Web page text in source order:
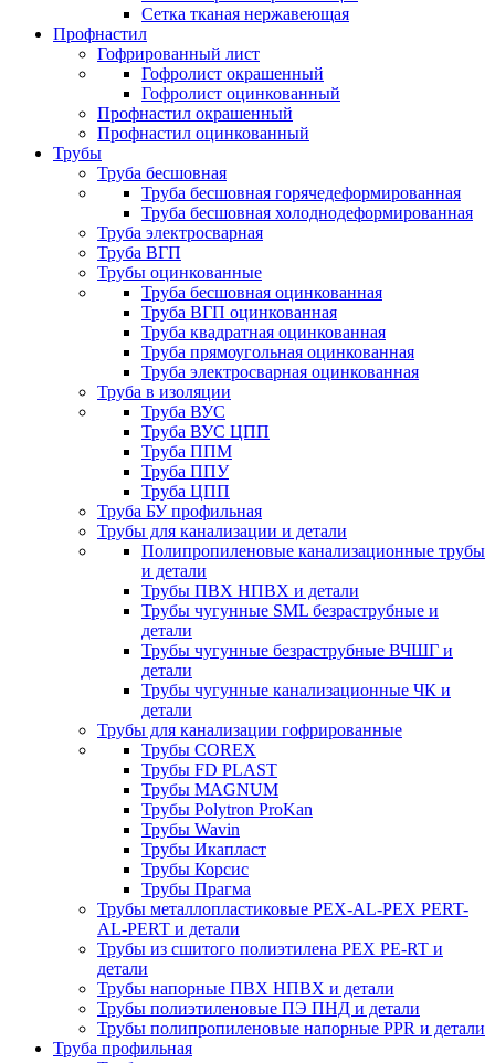
Сетка тканая нержавеющая
Профнастил
Гофрированный лист
Гофролист окрашенный
Гофролист оцинкованный
Профнастил окрашенный
Профнастил оцинкованный
Трубы
Труба бесшовная
Труба бесшовная горячедеформированная
Труба бесшовная холоднодеформированная
Труба электросварная
Труба ВГП
Трубы оцинкованные
Труба бесшовная оцинкованная
Труба ВГП оцинкованная
Труба квадратная оцинкованная
Труба прямоугольная оцинкованная
Труба электросварная оцинкованная
Труба в изоляции
Труба ВУС
Труба ВУС ЦПП
Труба ППМ
Труба ППУ
Труба ЦПП
Труба БУ профильная
Трубы для канализации и детали
Полипропиленовые канализационные трубы
и детали
Трубы ПВХ НПВХ и детали
Трубы чугунные SML безраструбные и
детали
Трубы чугунные безраструбные ВЧШГ и
детали
Трубы чугунные канализационные ЧК и
детали
Трубы для канализации гофрированные
Трубы COREX
Трубы FD PLAST
Трубы MAGNUM
Трубы Polytron ProKan
Трубы Wavin
Трубы Икапласт
Трубы Корсис
Трубы Прагма
Трубы металлопластиковые PEX-AL-PEX PERT-
AL-PERT и детали
Трубы из сшитого полиэтилена PEX PE-RT и
детали
Трубы напорные ПВХ НПВХ и детали
Трубы полиэтиленовые ПЭ ПНД и детали
Трубы полипропиленовые напорные PPR и детали
Труба профильная